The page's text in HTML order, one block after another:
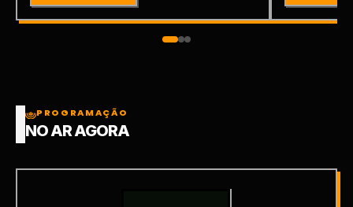
PROGRAMAÇÃO
NO AR AGORA